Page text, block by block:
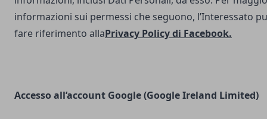
informazioni sui permessi che seguono, l’Interessato
fare riferimento allaPrivacy Policy di Facebook.
Accesso all’account Google (Google Ireland Limited)